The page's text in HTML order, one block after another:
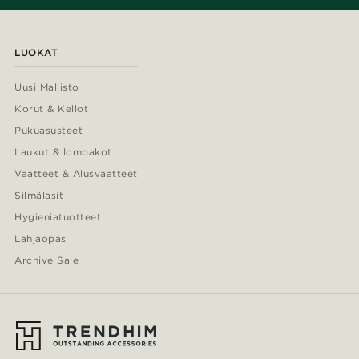
LUOKAT
Uusi Mallisto
Korut & Kellot
Pukuasusteet
Laukut & lompakot
Vaatteet & Alusvaatteet
Silmälasit
Hygieniatuotteet
Lahjaopas
Archive Sale